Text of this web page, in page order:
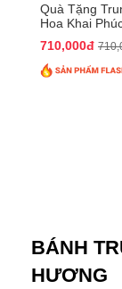
Quà Tặng
Hoa Khai
710,000đ
BÁNH
HƯƠNG